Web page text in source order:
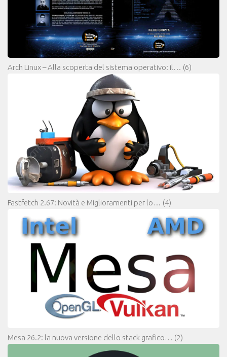
Arch Linux – Alla scoperta del sistema operativo: il… (6)
Fastfetch 2.67: Novità e Miglioramenti per lo… (4)
Mesa 26.2: la nuova versione dello stack grafico… (2)